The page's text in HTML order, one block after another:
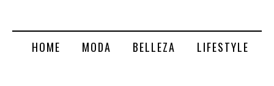
HOME MODA BELLEZA LIFESTYLE